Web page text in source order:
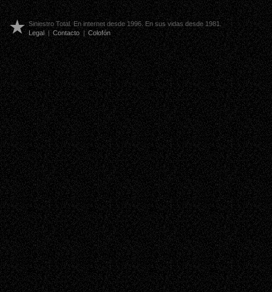
Siniestro Total. En internet desde 1996. En sus vidas desde 1981.
Legal | Contacto | Colofón